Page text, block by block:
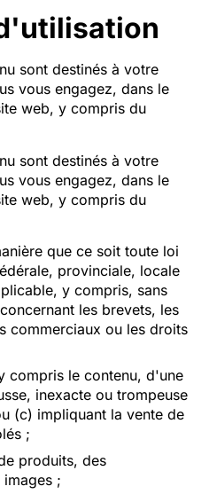
sont destinés à votre
vous engagez, dans le
web, y compris du
sont destinés à votre
vous engagez, dans le
web, y compris du
que ce soit toute loi
provinciale, locale
y compris, sans
les brevets, les
commerciaux ou les droits
compris le contenu, d'une
inexacte ou trompeuse
(c) impliquant la vente de
;
produits, des
;